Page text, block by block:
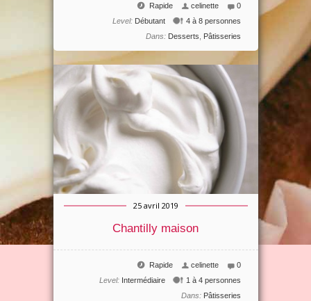
0
celinette
Rapide
4 à 8 personnes
Level: Débutant
Dans: Desserts Pâtisseries
25 avril 2019
Chantilly maison
0
celinette
Rapide
1 à 4 personnes
Level: Intermédiaire
Dans: Pâtisseries